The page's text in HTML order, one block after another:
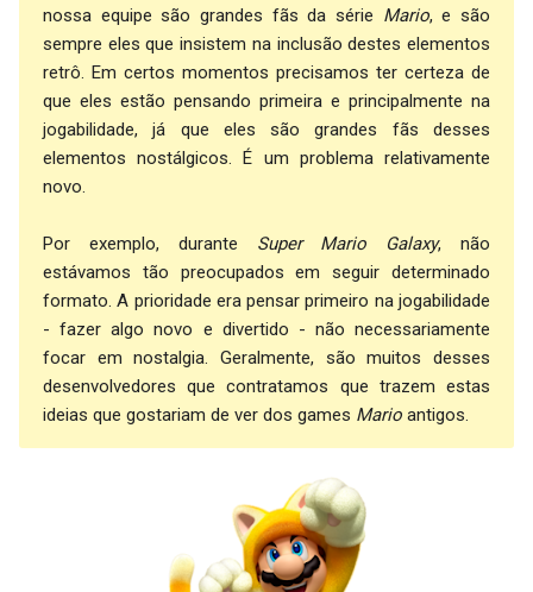
nossa equipe são grandes fãs da série Mario, e são
sempre eles que insistem na inclusão destes elementos
retrô. Em certos momentos precisamos ter certeza de
que eles estão pensando primeira e principalmente na
jogabilidade, já que eles são grandes fãs desses
elementos nostálgicos. É um problema relativamente
novo.
Por exemplo, durante Super Mario Galaxy, não
estávamos tão preocupados em seguir determinado
formato. A prioridade era pensar primeiro na jogabilidade
- fazer algo novo e divertido - não necessariamente
focar em nostalgia. Geralmente, são muitos desses
desenvolvedores que contratamos que trazem estas
ideias que gostariam de ver dos games Mario antigos.